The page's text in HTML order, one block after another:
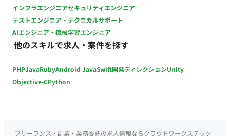
インフラエンジニアセキュリティエンジニア
テストエンジニア・テクニカルサポート
AIエンジニア・機械学習エンジニア
他のスキルで求人・案件を探す
PHPJavaRubyAndroid JavaSwift開発ディレクションUnity
Objective-CPython
フリーランス・副業・業務委託の求人情報ならクラウドワークステック